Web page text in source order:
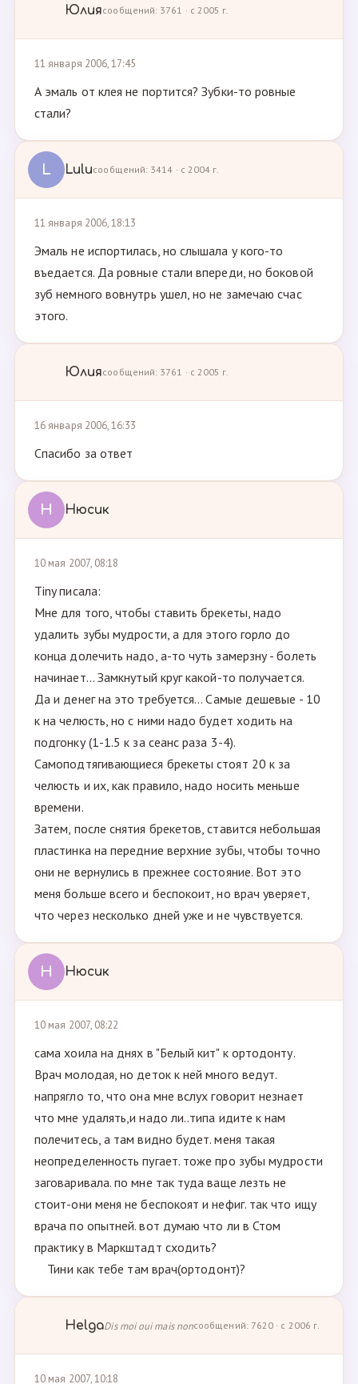
Юлиясообщений: 3761 · с 2005 г.
11 января 2006, 17:45
А эмаль от клея не портится? Зубки-то ровные
стали?
L Luluсообщений: 3414 · с 2004 г.
11 января 2006, 18:13
Эмаль не испортилась, но слышала у кого-то
въедается. Да ровные стали впереди, но боковой
зуб немного вовнутрь ушел, но не замечаю счас
этого.
Юлиясообщений: 3761 · с 2005 г.
16 января 2006, 16:33
Спасибо за ответ
Н Нюсик
10 мая 2007, 08:18
Tiny писала:
Мне для того, чтобы ставить брекеты, надо
удалить зубы мудрости, а для этого горло до
конца долечить надо, а-то чуть замерзну - болеть
начинает... Замкнутый круг какой-то получается.
Да и денег на это требуется... Самые дешевые - 10
к на челюсть, но с ними надо будет ходить на
подгонку (1-1.5 к за сеанс раза 3-4).
Самоподтягивающиеся брекеты стоят 20 к за
челюсть и их, как правило, надо носить меньше
времени.
Затем, после снятия брекетов, ставится небольшая
пластинка на передние верхние зубы, чтобы точно
они не вернулись в прежнее состояние. Вот это
меня больше всего и беспокоит, но врач уверяет,
что через несколько дней уже и не чувствуется.
Н Нюсик
10 мая 2007, 08:22
сама хоила на днях в "Белый кит" к ортодонту.
Врач молодая, но деток к ней много ведут.
напрягло то, что она мне вслух говорит незнает
что мне удалять,и надо ли..типа идите к нам
полечитесь, а там видно будет. меня такая
неопределенность пугает. тоже про зубы мудрости
заговаривала. по мне так туда ваще лезть не
стоит-они меня не беспокоят и нефиг. так что ищу
врача по опытней. вот думаю что ли в Стом
практику в Маркштадт сходить?
Тини как тебе там врач(ортодонт)?
HelgaDis moi oui mais nonсообщений: 7620 · с 2006 г.
10 мая 2007, 10:18